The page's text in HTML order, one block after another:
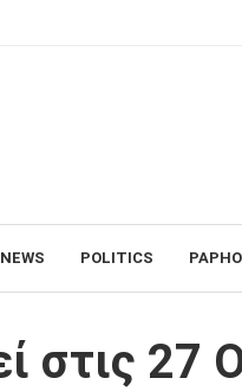
NEWS POLITICS
27 Οκτωβρίου! Ένα
στις 27